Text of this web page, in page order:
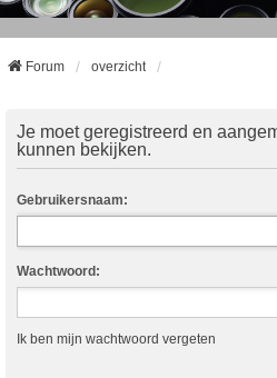
Forum overzicht
Je moet geregistreerd en
kunnen bekijken.
Gebruikersnaam:
Wachtwoord:
Ik ben mijn wachtwoord vergeten